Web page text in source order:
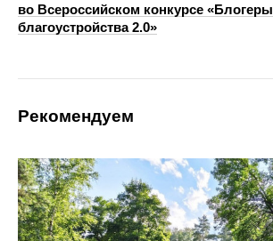
во Всероссийском конкурсе «Блогеры
благоустройства 2.0»
Рекомендуем